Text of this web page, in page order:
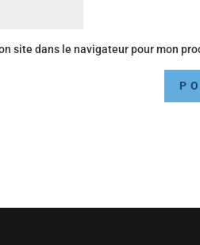
site dans le navigateur pour mon